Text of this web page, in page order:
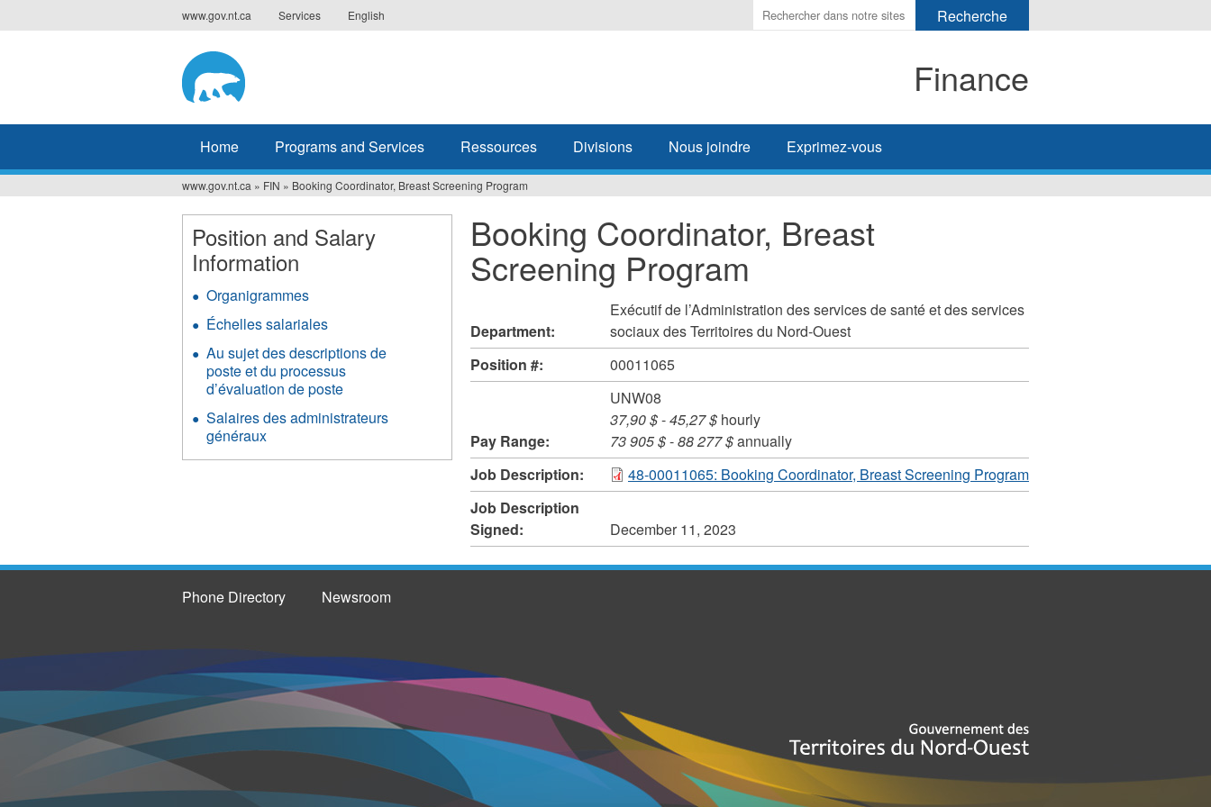
to
www.gov.nt.ca Services English
Enter
the
search
Finance
Home Programs and Services Ressources Divisions Nous joindre Exprimez-vous
You
are
here
www.gov.nt.ca » FIN » Booking Coordinator, Breast Screening Program
Booking Coordinator, Breast
Screening Program
Department:
Exécutif de l’Administration des services de santé et des services
sociaux des Territoires du Nord-Ouest
Position #:
00011065
Pay Range:
UNW08
37,90 $-45,27 $hourly
73 905 $-88 277 $annually
Job Description:
48-00011065: Booking Coordinator, Breast Screening Program
Job Description
Signed:
December 11, 2023
Position and Salary
Information
Organigrammes
Échelles salariales
Au sujet des descriptions de
poste et du processus
d’évaluation de poste
Salaires des administrateurs
généraux
Phone Directory Newsroom